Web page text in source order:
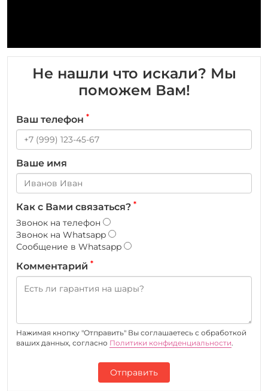
Не нашли что искали? Мы
поможем Вам!
Ваш телефон *
Ваше имя
Как с Вами связаться? *
Звонок на телефон
Звонок на Whatsapp
Сообщение в Whatsapp
Комментарий *
Нажимая кнопку "Отправить" Вы соглашаетесь c обработкой
ваших данных, согласно Политики конфиденциальности.
Отправить